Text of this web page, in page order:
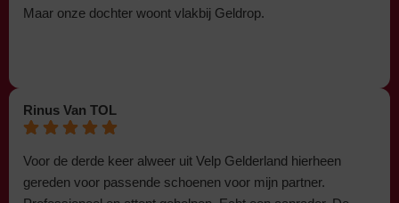
Maar onze dochter woont vlakbij Geldrop.
Rinus Van TOL
Voor de derde keer alweer uit Velp Gelderland hierheen
gereden voor passende schoenen voor mijn partner.